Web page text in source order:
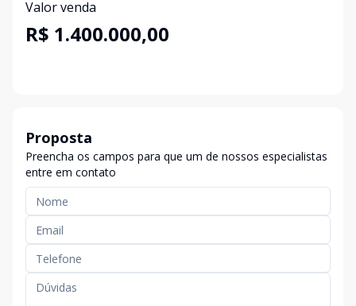
Valor venda
R$ 1.400.000,00
Proposta
Preencha os campos para que um de nossos especialistas
entre em contato